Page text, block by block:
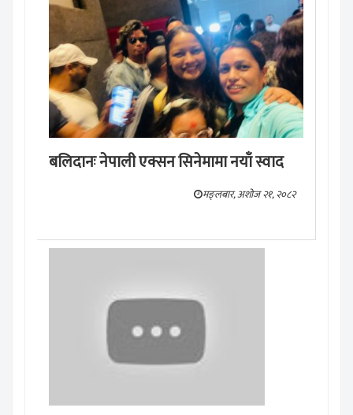
बलिदानः नेपाली एक्सन सिनेमामा नयाँ स्वाद
मङ्लबार, अशोज २१, २०८२